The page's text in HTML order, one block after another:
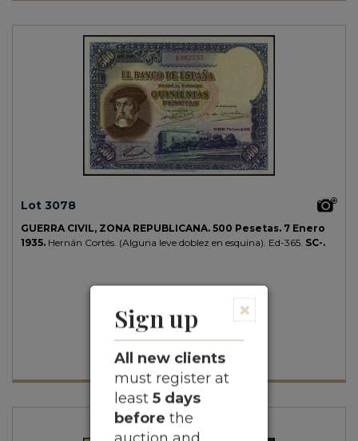
Lot 3078
GUERRA CIVIL, ZONA REPUBLICANA. 500 Pesetas. 7 Enero
1935. Hernán Cortés. (Alguna leve doblez en esquina). Ed-365. SC-.
×
Sign up
All new clients
must register at
least 5 days
before the